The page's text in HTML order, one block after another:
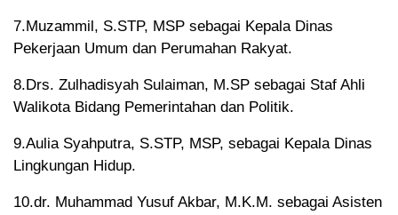
7.Muzammil, S.STP, MSP sebagai Kepala Dinas
Pekerjaan Umum dan Perumahan Rakyat.
8.Drs. Zulhadisyah Sulaiman, M.SP sebagai Staf Ahli
Walikota Bidang Pemerintahan dan Politik.
9.Aulia Syahputra, S.STP, MSP, sebagai Kepala Dinas
Lingkungan Hidup.
10.dr. Muhammad Yusuf Akbar, M.K.M. sebagai Asisten